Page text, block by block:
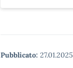
Pubblicato: 27.01.2025